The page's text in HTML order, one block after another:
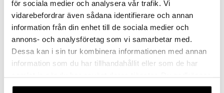
för sociala medier och analysera vår trafik. Vi
vidarebefordrar även sådana identifierare och annan
information från din enhet till de sociala medier och
annons- och analysföretag som vi samarbetar med.
Dessa kan i sin tur kombinera informationen med annan
information som du har tillhandahållit eller som de har
våra cookies vid fortsatt användande av vår webbplats.
sopimaan kaikille ihonsävyille ja tunnelmille.
Tarjoaa runsaspigmenttisiä värejä, jotka kestävät koko päivän.
Koostumukset eivät rypisty ja ne kestävät hikoilua ja kosteutta.
Cliniquen silmäturvallisuustakuu.
- Tehokas meikki, joka on hellävarainen silmille.
- Silmälääkäritestattu
- Turvallinen herkille silmille